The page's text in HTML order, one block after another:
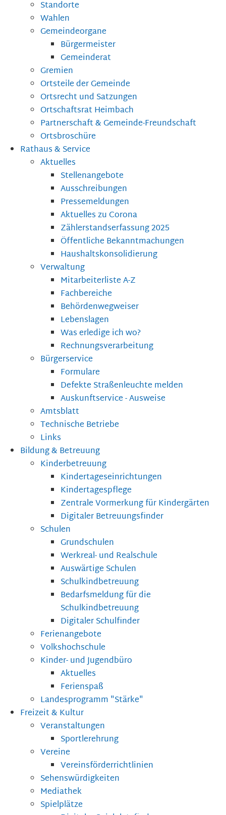
Standorte
Wahlen
Gemeindeorgane
Bürgermeister
Gemeinderat
Gremien
Ortsteile der Gemeinde
Ortsrecht und Satzungen
Ortschaftsrat Heimbach
Partnerschaft & Gemeinde-Freundschaft
Ortsbroschüre
Rathaus & Service
Aktuelles
Stellenangebote
Ausschreibungen
Pressemeldungen
Aktuelles zu Corona
Zählerstandserfassung 2025
Öffentliche Bekanntmachungen
Haushaltskonsolidierung
Verwaltung
Mitarbeiterliste A-Z
Fachbereiche
Behördenwegweiser
Lebenslagen
Was erledige ich wo?
Rechnungsverarbeitung
Bürgerservice
Formulare
Defekte Straßenleuchte melden
Auskunftservice - Ausweise
Amtsblatt
Technische Betriebe
Links
Bildung & Betreuung
Kinderbetreuung
Kindertageseinrichtungen
Kindertagespflege
Zentrale Vormerkung für Kindergärten
Digitaler Betreuungsfinder
Schulen
Grundschulen
Werkreal- und Realschule
Auswärtige Schulen
Schulkindbetreuung
Bedarfsmeldung für die
Schulkindbetreuung
Digitaler Schulfinder
Ferienangebote
Volkshochschule
Kinder- und Jugendbüro
Aktuelles
Ferienspaß
Landesprogramm "Stärke"
Freizeit & Kultur
Veranstaltungen
Sportlerehrung
Vereine
Vereinsförderrichtlinien
Sehenswürdigkeiten
Mediathek
Spielplätze